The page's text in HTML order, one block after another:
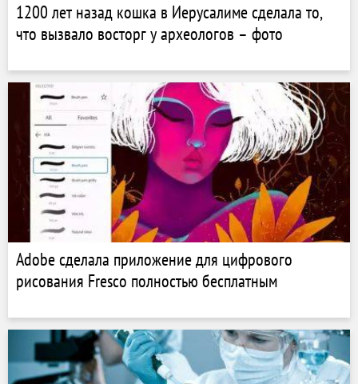
1200 лет назад кошка в Иерусалиме сделала то,
что вызвало восторг у археологов – фото
Adobe сделала приложение для цифрового
рисования Fresco полностью бесплатным